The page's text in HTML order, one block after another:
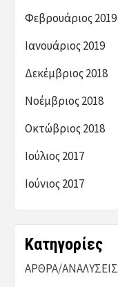
Φεβρουάριος 2019
Ιανουάριος 2019
Δεκέμβριος 2018
Νοέμβριος 2018
Οκτώβριος 2018
Ιούλιος 2017
Ιούνιος 2017
Kατηγορίες
ΑΡΘΡΑ/ΑΝΑΛΥΣΕΙΣ